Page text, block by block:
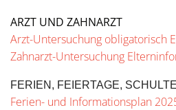
ARZT UND ZAHNARZT
Arzt-Untersuchung obligatorisch
Zahnarzt-Untersuchung
FERIEN, FEIERTAGE,
Ferien- und Informationsplan